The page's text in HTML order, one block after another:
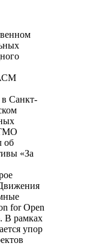
Санкт-
об
«За
for Open
В рамках
упор